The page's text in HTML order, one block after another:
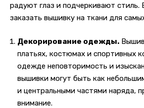
радуют глаз и подчеркивают стиль.
заказать вышивку на ткани для
Декорирование одежды.
платьях, костюмах и спортивных
одежде неповторимость и
вышивки могут быть как
и центральными частями наряда,
внимание.